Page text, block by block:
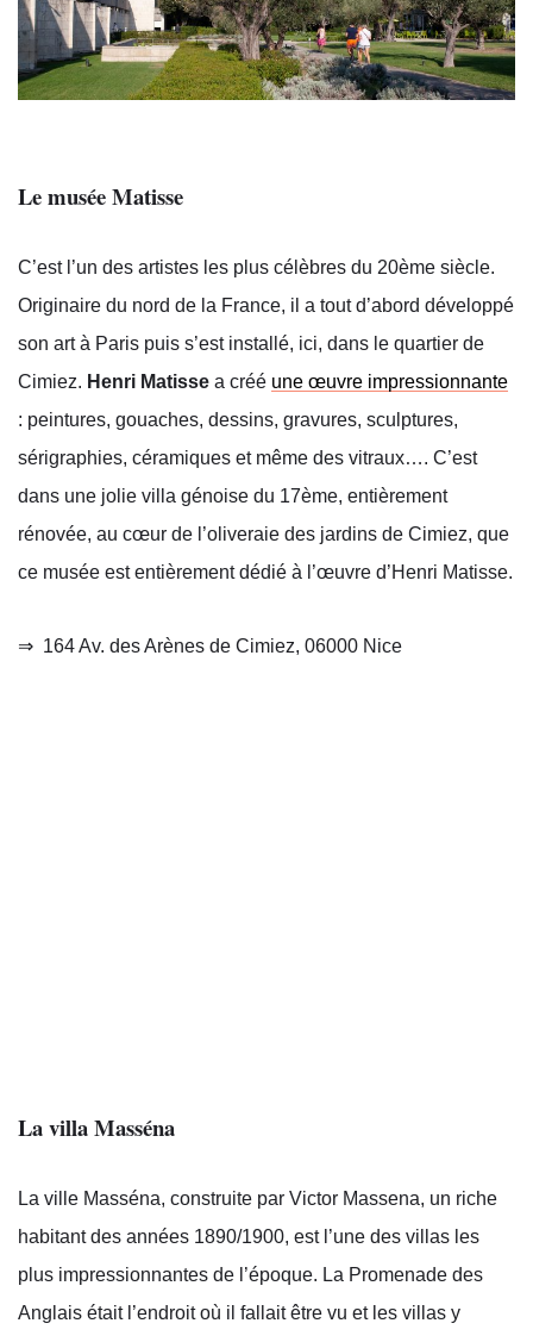
Le musée Matisse
C’est l’un des artistes les plus célèbres du 20ème siècle.
Originaire du nord de la France, il a tout d’abord développé
son art à Paris puis s’est installé, ici, dans le quartier de
Cimiez. Henri Matisse a créé une œuvre impressionnante
: peintures, gouaches, dessins, gravures, sculptures,
sérigraphies, céramiques et même des vitraux…. C’est
dans une jolie villa génoise du 17ème, entièrement
rénovée, au cœur de l’oliveraie des jardins de Cimiez, que
ce musée est entièrement dédié à l’œuvre d’Henri Matisse.
⇒ 164 Av. des Arènes de Cimiez, 06000 Nice
La villa Masséna
La ville Masséna, construite par Victor Massena, un riche
habitant des années 1890/1900, est l’une des villas les
plus impressionnantes de l’époque. La Promenade des
Anglais était l’endroit où il fallait être vu et les villas y